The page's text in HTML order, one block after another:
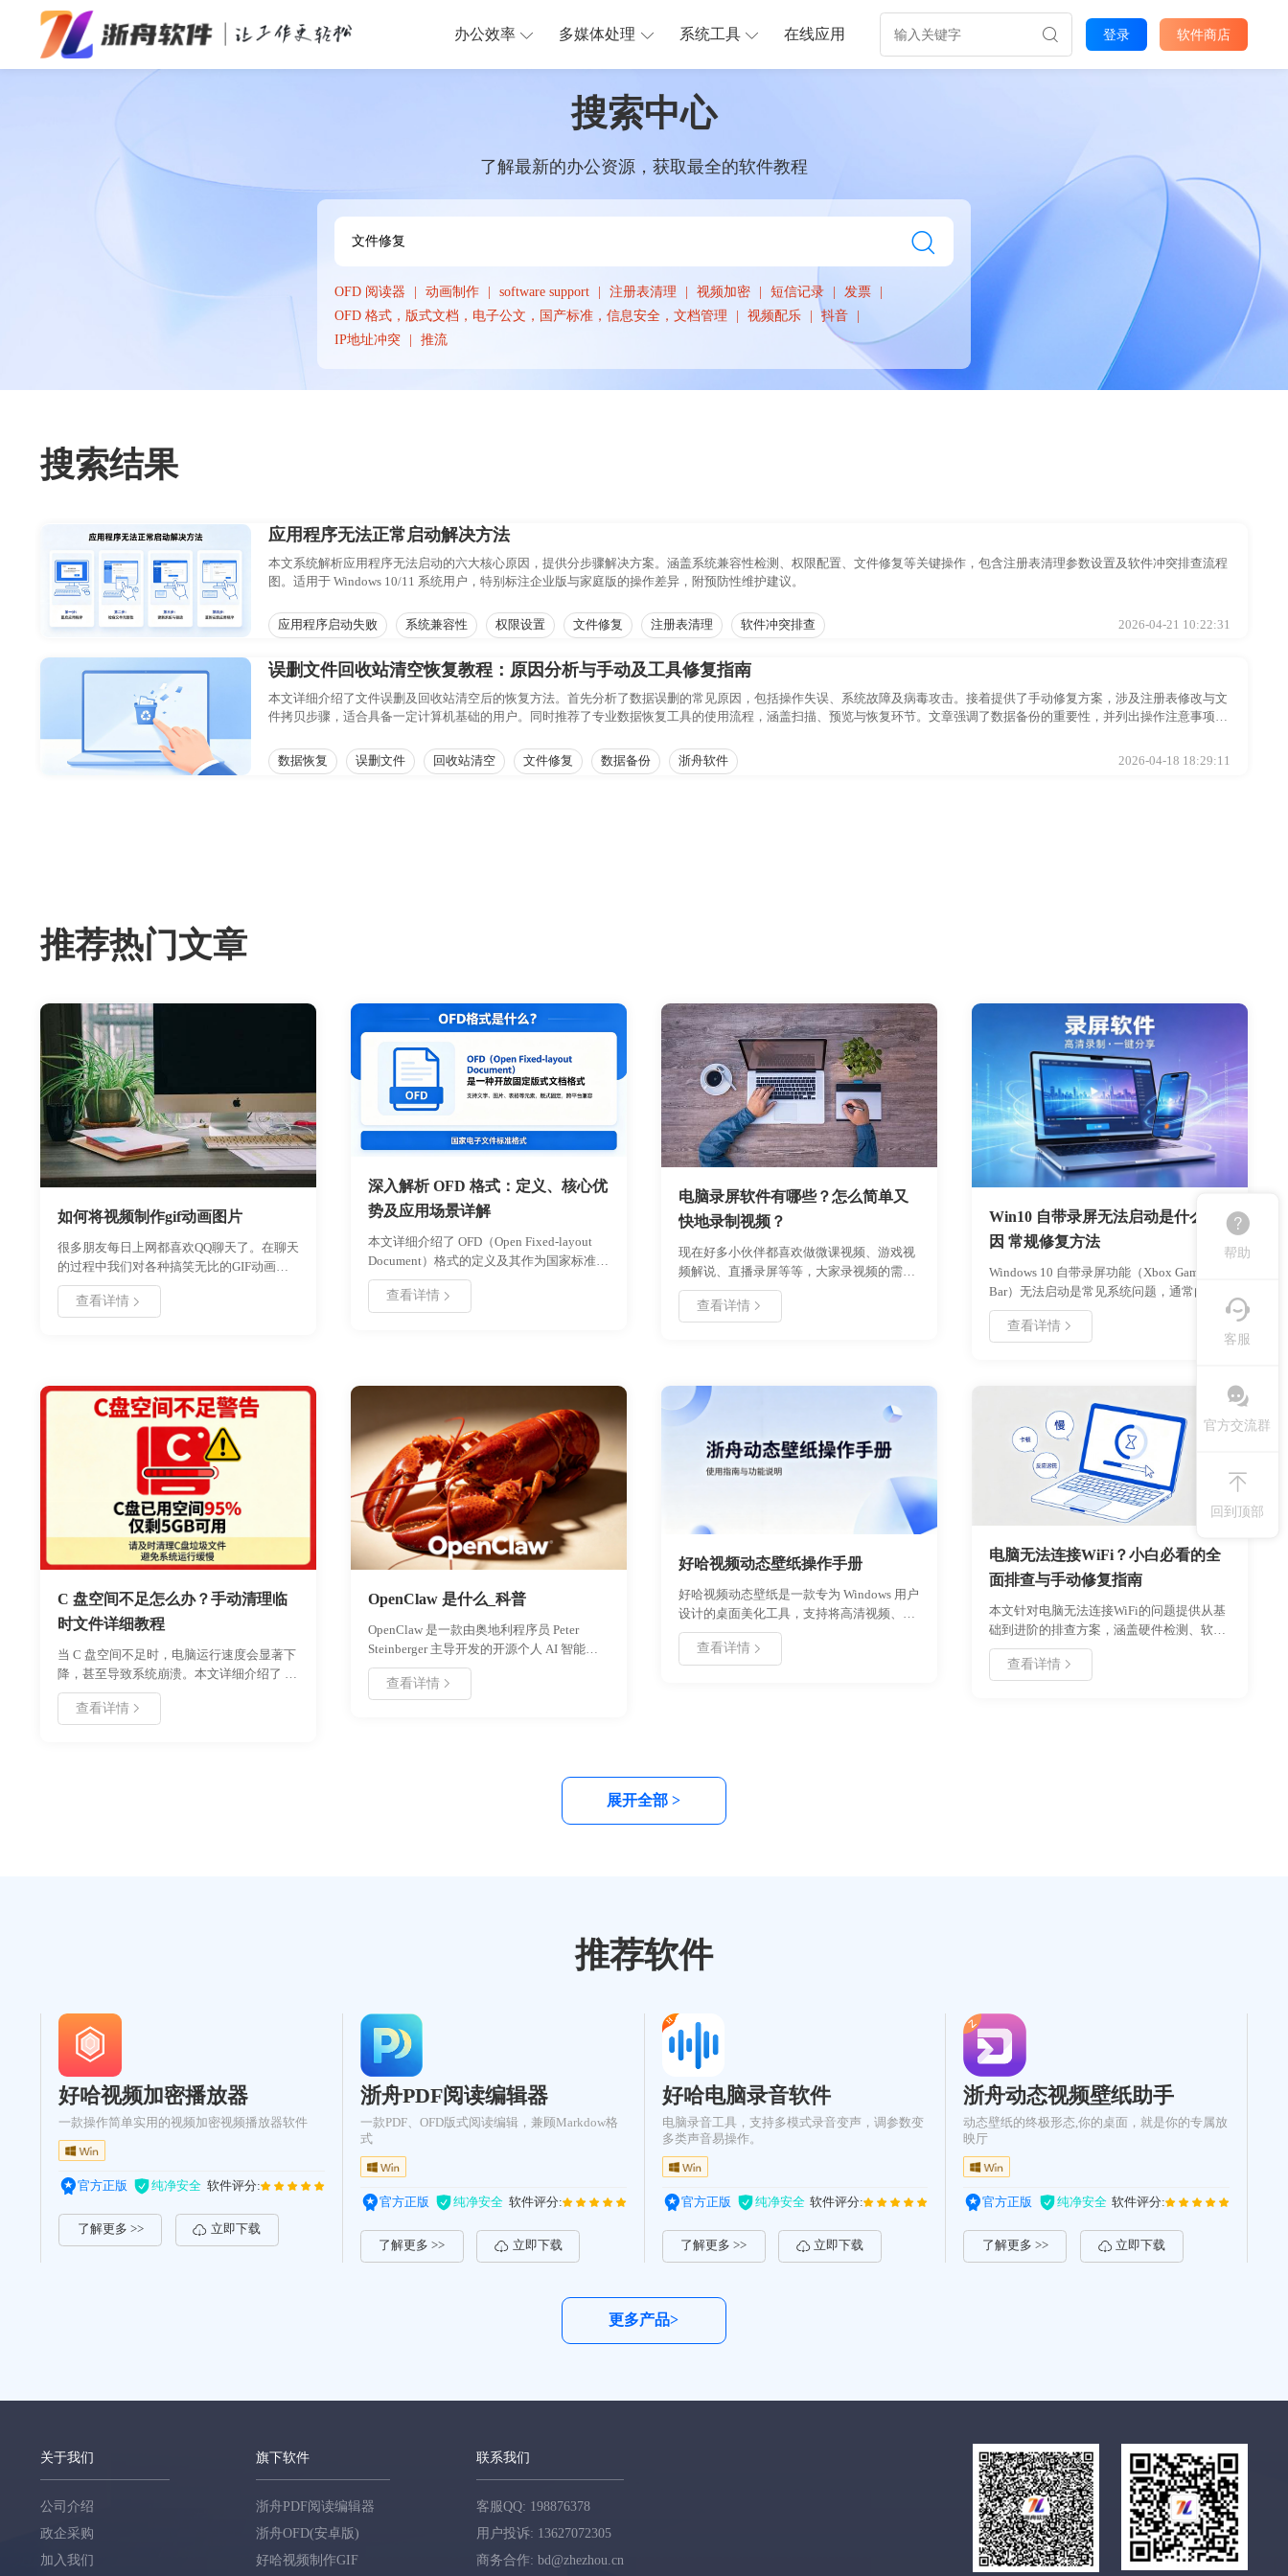
办公效率 多媒体处理 系统工具 在线应用 登录 软件商店
搜索中心
了解最新的办公资源，获取最全的软件教程
OFD 阅读器 动画制作 software support 注册表清理 视频加密 短信记录
发票
OFD 格式，版式文档，电子公文，国产标准，信息安全，文档管理
视频配乐
抖音
IP地址冲突
推流
搜索结果
应用程序无法正常启动解决方法
本文系统解析应用程序无法启动的六大核心原因，提供分步骤解决方案。涵盖系统兼容性检测、权限配置、文件修复等关键操作，包含注册表清理参数设置及软件冲突排查流程
图。适用于 Windows 10/11 系统用户，特别标注企业版与家庭版的操作差异，附预防性维护建议。
应用程序启动失败 系统兼容性 权限设置 文件修复 注册表清理 软件冲突排查 2026-04-21 10:22:31
误删文件回收站清空恢复教程：原因分析与手动及工具修复指南
本文详细介绍了文件误删及回收站清空后的恢复方法。首先分析了数据误删的常见原因，包括操作失误、系统故障及病毒攻击。接着提供了手动修复方案，涉及注册表修改与文
件拷贝步骤，适合具备一定计算机基础的用户。同时推荐了专业数据恢复工具的使用流程，涵盖扫描、预览与恢复环节。文章强调了数据备份的重要性，并列出操作注意事项，
数据恢复
误删文件 回收站清空 文件修复 数据备份 浙舟软件 2026-04-18 18:29:11
推荐热门文章
如何将视频制作gif动画图片
很多朋友每日上网都喜欢QQ聊天了。在聊天
的过程中我们对各种搞笑无比的GIF动画最
熟悉不过，聊天中发一个搞笑的GIF图片给
朋友们特别受人欢迎，特别是那些视频画面
朋友都是难事啊，有没有简单的将视频制作
gif动画图片的方法呢？
查看详情
深入解析 OFD 格式：定义、核心优
势及应用场景详解
本文详细介绍了 OFD（Open Fixed-layout
Document）格式的定义及其作为国家标准的
背景。重点分析了 OFD 格式在安全性、兼容
性、存储效率及自主可控方面的核心优势。
查看详情
电脑录屏软件有哪些？怎么简单又
快地录制视频？
现在好多小伙伴都喜欢做微课视频、游戏视
频解说、直播录屏等等，大家录视频的需求
也变得越来越大了。那么，录屏到底用什么
软件好？ 就我自己的经验来说我用过好哈录
是用好哈录屏，简单好上手，我一般会录制
成1080P的高清视频，体积也小～,我之前一
直在录制网课视频和我玩吃鸡游戏的视频，
一些快捷键操作还是比较好用的。好了，我
直接说说如何录制一个高清的视频吧，小伙
伴们拿来录制游戏视频、微课视频、直播视
查看详情
Win10 自带录屏无法启动是什么原
因 常规修复方法
Windows 10 自带录屏功能（Xbox Game
Bar）无法启动是常见系统问题，通常由服
务未启用、快捷键冲突、权限限制或驱动异
常引起。本文系统梳理故障成因，并提供分
录制、屏幕演示等场景需求。建议优先检查
系统服务状态，按步骤排查并定期维护系统
组件，以保障功能稳定性。
查看详情
C 盘空间不足怎么办？手动清理临
时文件详细教程
当 C 盘空间不足时，电脑运行速度会显著下
降，甚至导致系统崩溃。本文详细介绍了 C
盘爆满的常见原因，并提供手动删除临时文
件的具体步骤，包括清理 Temp 文件夹、
查看详情
OpenClaw 是什么_科普
OpenClaw 是一款由奥地利程序员 Peter
Steinberger 主导开发的开源个人 AI 智能体
框架，俗称“龙虾”。该框架旨在为用户提供
高效、灵活的自动化控制与智能抓取能力，
以全面了解 OpenClaw 的功能特性、安装步
提供参考。浙舟软件为您带来最新技术科普
查看详情
好哈视频动态壁纸操作手册
好哈视频动态壁纸是一款专为 Windows 用户
设计的桌面美化工具，支持将高清视频、动
画设置为系统壁纸。本手册详细介绍了软件
的安装流程、核心功能配置、个性化设置步
查看详情
电脑无法连接WiFi？小白必看的全
面排查与手动修复指南
本文针对电脑无法连接WiFi的问题提供从基
础到进阶的排查方案，涵盖硬件检测、软件
配置、系统服务恢复及高级设置调整等环
节。通过逐步验证法帮助用户定位问题根
查看详情
展开全部 >
推荐软件
好哈视频加密播放器
一款操作简单实用的视频加密视频播放器软件
官方正版 纯净安全 软件评分:
了解更多 >> 立即下载
浙舟PDF阅读编辑器
一款PDF、OFD版式阅读编辑，兼顾Markdow格
式
官方正版 纯净安全 软件评分:
了解更多 >> 立即下载
好哈电脑录音软件
电脑录音工具，支持多模式录音变声，调参数变
多类声音易操作。
官方正版 纯净安全 软件评分:
了解更多 >> 立即下载
浙舟动态视频壁纸助手
动态壁纸的终极形态,你的桌面，就是你的专属放
映厅
官方正版 纯净安全 软件评分:
了解更多 >> 立即下载
更多产品>
关于我们
公司介绍
政企采购
加入我们
旗下软件
浙舟PDF阅读编辑器
浙舟OFD(安卓版)
好哈视频制作GIF
联系我们
客服QQ: 198876378
用户投诉: 13627072305
商务合作: bd@zhezhou.cn
帮助
客服
官方交流群
回到顶部